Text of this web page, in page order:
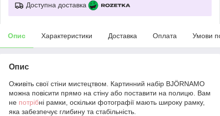
Доступна доставка
Опис Характеристики Доставка Оплата Умови
Опис
Оживіть свої стіни мистецтвом. Картинний набір BJÖRNAMO
можна повісити прямо на стіну або поставити на полицю. Вам
не потрібні рамки, оскільки фотографії мають широку рамку,
яка забезпечує глибину та стабільність.